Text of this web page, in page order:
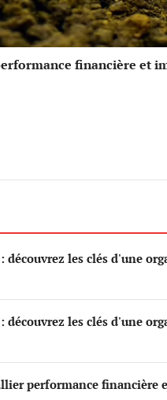
financière et
découvrez les clés d'une
découvrez les clés d'une
performance financière